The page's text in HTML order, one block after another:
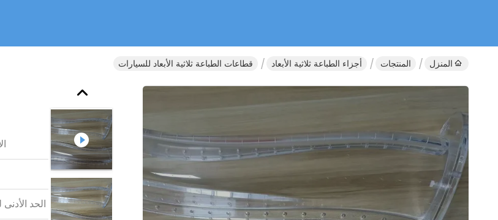
المنزل المنتجات أجزاء الطباعة ثلاثية الأبعاد قطاعات الطباعة ثلاثية الأبعاد للسيارات
الحد